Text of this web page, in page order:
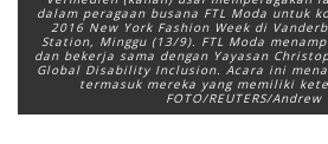
dalam peragaan busana FTL Moda untuk
2016 New York Fashion Week di
Station, Minggu (13/9). FTL Moda
dan bekerja sama dengan Yayasan
Global Disability Inclusion. Acara ini
termasuk mereka yang memiliki
FOTO/REUTERS/